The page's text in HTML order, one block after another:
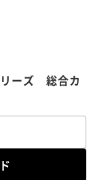
ーズ 総合カ